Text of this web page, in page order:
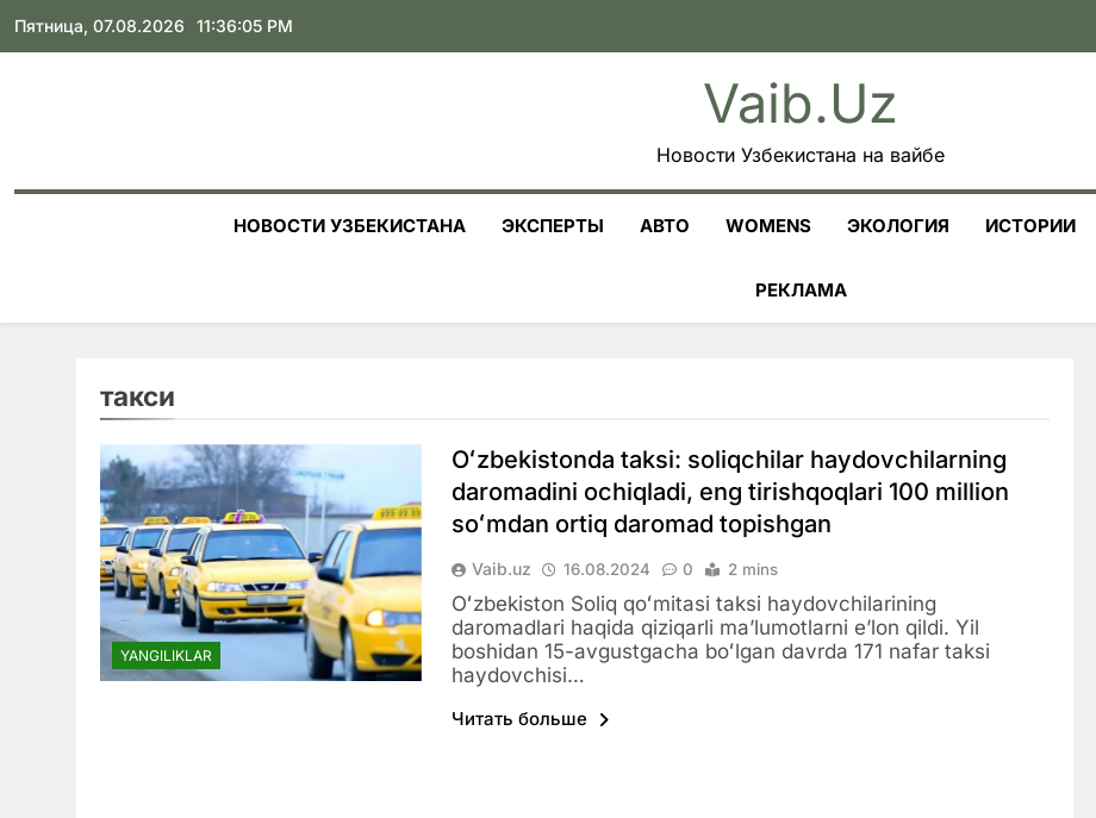
Skip
Пятница, 07.08.2026 11:36:06 PM
Vaib.uz
Новости Узбекистана на вайбе
НОВОСТИ УЗБЕКИСТАНА ЭКСПЕРТЫ АВТО WOMENS ЭКОЛОГИЯ ИСТОРИИ
РЕКЛАМА
такси
YANGILIKLAR
Oʻzbekistonda taksi: soliqchilar haydovchilarning
daromadini ochiqladi, eng tirishqoqlari 100 million
soʻmdan ortiq daromad topishgan
Vaib.uz 16.08.2024 0 2 mins
Oʻzbekiston Soliq qoʻmitasi taksi haydovchilarining
daromadlari haqida qiziqarli maʼlumotlarni eʼlon qildi. Yil
boshidan 15-avgustgacha boʻlgan davrda 171 nafar taksi
haydovchisi…
Читать больше